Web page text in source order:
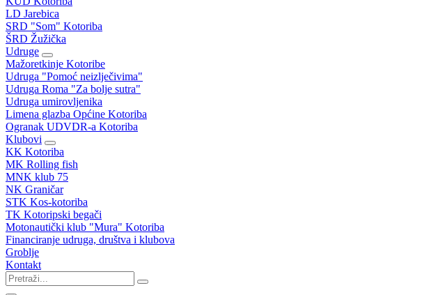
LD Jarebica
SRD "Som" Kotoriba
ŠRD Žužička
Udruge
Mažoretkinje Kotoribe
Udruga "Pomoć neizlječivima"
Udruga Roma "Za bolje sutra"
Udruga umirovljenika
Limena glazba Općine Kotoriba
Ogranak UDVDR-a Kotoriba
Klubovi
KK Kotoriba
MK Rolling fish
MNK klub 75
NK Graničar
STK Kos-kotoriba
TK Kotoripski begači
Motonautički klub "Mura" Kotoriba
Financiranje udruga, društva i klubova
Groblje
Kontakt